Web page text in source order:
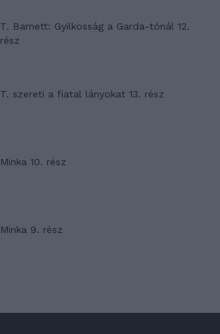
T. Barnett: Gyilkosság a Garda-tónál 12.
rész
T. szereti a fiatal lányokat 13. rész
Minka 10. rész
Minka 9. rész